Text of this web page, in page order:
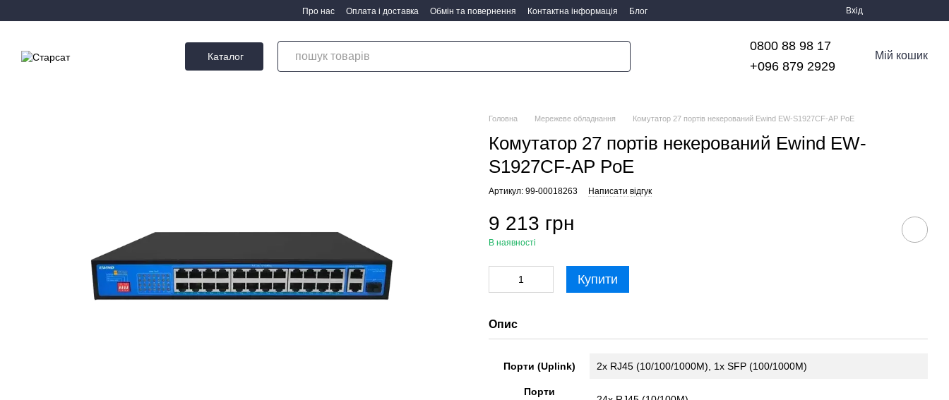
Про нас Оплата і доставка Обмін та повернення Контактна інформація Блог Вхід
Каталог
0800 88 98 17
+096 879 2929
Мій кошик
Головна Мережеве обладнання Комутатор 27 портів некерований Ewind EW-S1927CF-AP PoE
Комутатор 27 портів некерований Ewind EW-
S1927CF-AP PoE
Артикул: 99-00018263 Написати відгук
9 213 грн
В наявності
Купити
Опис
Порти (Uplink) 2x RJ45 (10/100/1000M), 1x SFP (100/1000M)
Порти